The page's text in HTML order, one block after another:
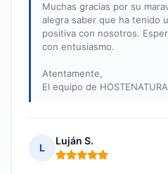
Muchas gracias por su
alegra saber que ha tenido
positiva con nosotros.
con entusiasmo.
Atentamente,
El equipo de
L
Luján S.
Nota: 5 de 5